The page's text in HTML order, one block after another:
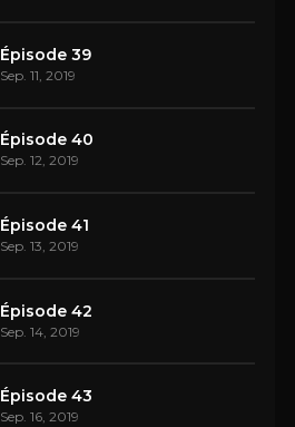
Épisode 39
Sep. 11, 2019
Épisode 40
Sep. 12, 2019
Épisode 41
Sep. 13, 2019
Épisode 42
Sep. 14, 2019
Épisode 43
Sep. 16, 2019